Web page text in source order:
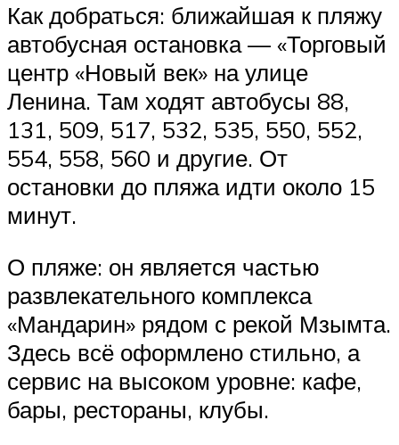
Как добраться: ближайшая к пляжу
автобусная остановка — «Торговый
центр «Новый век» на улице
Ленина. Там ходят автобусы 88,
131, 509, 517, 532, 535, 550, 552,
554, 558, 560 и другие. От
остановки до пляжа идти около 15
минут.
О пляже: он является частью
развлекательного комплекса
«Мандарин» рядом с рекой Мзымта.
Здесь всё оформлено стильно, а
сервис на высоком уровне: кафе,
бары, рестораны, клубы.